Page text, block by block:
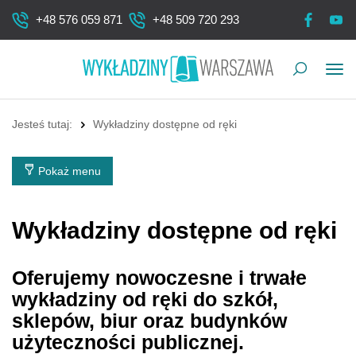
+48 576 059 871 +48 509 720 293
Jesteś tutaj: Wykładziny dostępne od ręki
Pokaż menu
Wykładziny dostępne od ręki
Oferujemy nowoczesne i trwałe
wykładziny od ręki do szkół,
sklepów, biur oraz budynków
użyteczności publicznej.